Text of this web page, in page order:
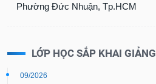
Phường Đức Nhuận, Tp.HCM
LỚP HỌC SẮP KHAI GIẢNG
09/2026